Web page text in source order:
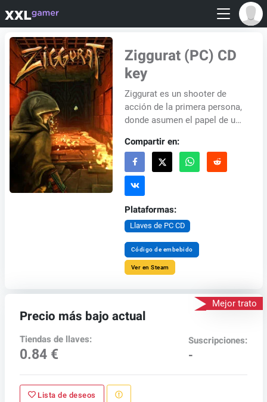
Ziggurat (PC) CD
key
Ziggurat es un shooter de
acción de la primera persona,
donde asumen el papel de un
de laberintos peligrosos y
kobiek. Dur...
Compartir en:
Plataformas:
Llaves de PC CD
Código de embebido
Ver en Steam
Mejor trato
Precio más bajo actual
Tiendas de llaves:
0.84 €
Suscripciones:
-
Lista de deseos